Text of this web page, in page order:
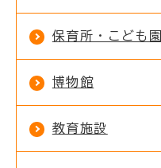
保育所・こども園
博物館
教育施設